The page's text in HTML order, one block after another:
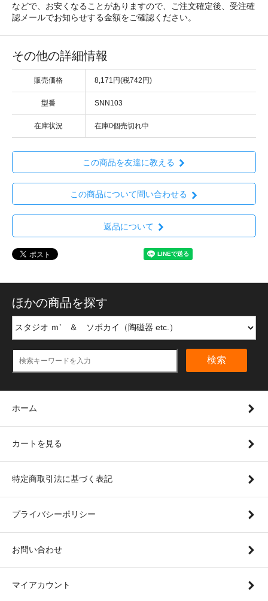
などで、お安くなることがありますので、ご注文確定後、受注確
認メールでお知らせする金額をご確認ください。
その他の詳細情報
販売価格 8,171円(税742円)
型番 SNN103
在庫状況 在庫0個売切れ中
この商品を友達に教える
この商品について問い合わせる
返品について
ほかの商品を探す
検索
ホーム
カートを見る
特定商取引法に基づく表記
プライバシーポリシー
お問い合わせ
マイアカウント